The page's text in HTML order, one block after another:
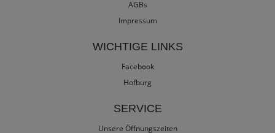
AGBs
Impressum
WICHTIGE LINKS
Facebook
Hofburg
SERVICE
Unsere Öffnungszeiten